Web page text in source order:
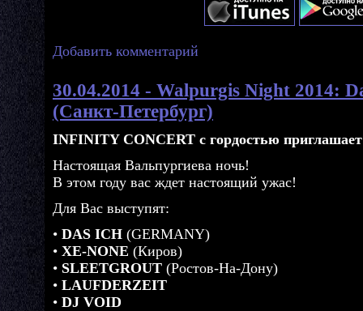
Добавить комментарий
30.04.2014 - Walpurgis Night 2014:
(Санкт-Петербург)
INFINITY CONCERT с гордостью
Настоящая Вальпургиева ночь!
В этом году вас ждет настоящий ужас!
Для Вас выступят:
• DAS ICH (GERMANY)
• XE-NONE (Киров)
• SLEETGROUT (Ростов-На-Дону)
• LAUFDERZEIT
• DJ VOID